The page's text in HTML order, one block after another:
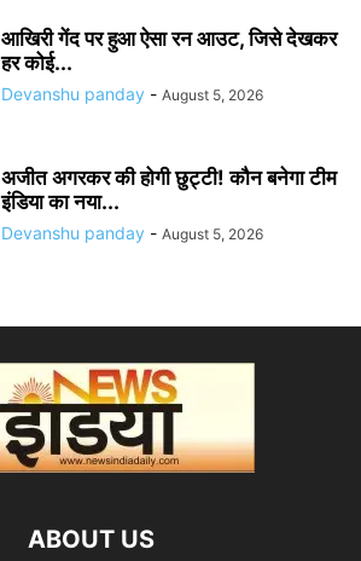
आखिरी गेंद पर हुआ ऐसा रन आउट, जिसे देखकर
हर कोई...
Devanshu panday - August 5, 2026
अजीत अगरकर की होगी छुट्टी! कौन बनेगा टीम
इंडिया का नया...
Devanshu panday - August 5, 2026
ABOUT US